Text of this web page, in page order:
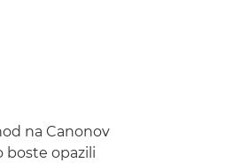
na Canonov
boste opazili